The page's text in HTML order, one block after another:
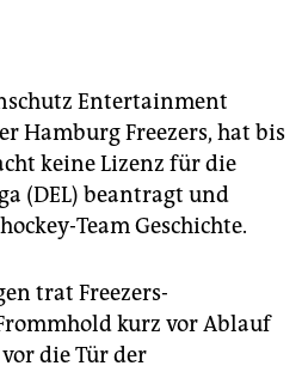
Entertainment
Hamburg Freezers, hat bis
keine Lizenz für die
(DEL) beantragt und
Team Geschichte.
trat Freezers-
kurz vor Ablauf
die Tür der